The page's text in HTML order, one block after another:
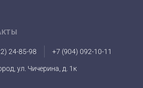
24-85-98 +7 (904) 092-10-11
ул. Чичерина, д. 1к